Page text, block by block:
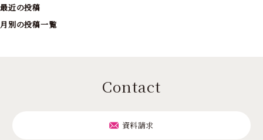
最近の投稿
月別の投稿一覧
Contact
資料請求